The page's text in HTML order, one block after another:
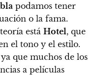
podamos tener
o la fama.
está Hotel, que
el tono y el estilo.
que muchos de los
a películas